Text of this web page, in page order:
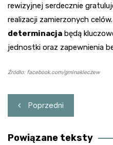
rewizyjnej serdecznie
realizacji zamierzonych celów.
determinacja będą
jednostki oraz zapewnienia
Źródło: facebook.com/gminakleczew
Nawigacja
wpisu
Poprzedni
Powiązane teksty